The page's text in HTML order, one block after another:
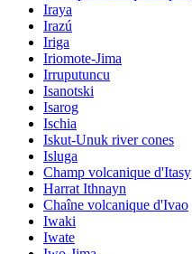
Iraya
Irazú
Iriga
Iriomote-Jima
Irruputuncu
Isanotski
Isarog
Ischia
Iskut-Unuk river cones
Isluga
Champ volcanique d'Itasy
Harrat Ithnayn
Chaîne volcanique d'Ivao
Iwaki
Iwate